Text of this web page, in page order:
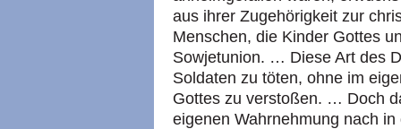
aus ihrer Zugehörigkeit zur
Menschen, die Kinder Gottes
Sowjetunion. … Diese Art des
Soldaten zu töten, ohne im
Gottes zu verstoßen. … Doch
eigenen Wahrnehmung nach